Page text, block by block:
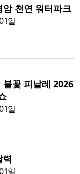
암 천연 워터파크
일
불꽃 피날레 2026
일
력
일